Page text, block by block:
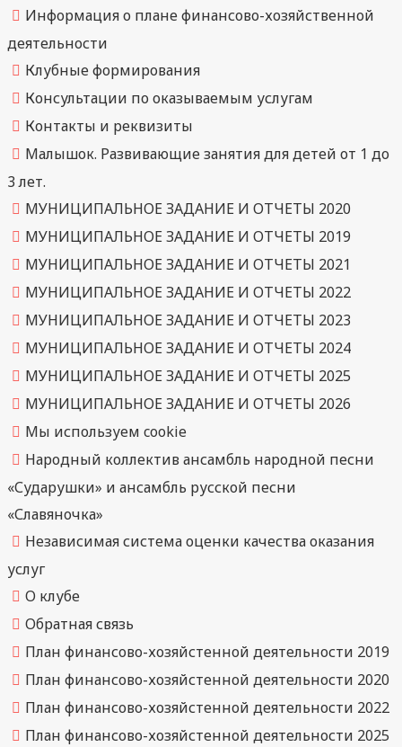
Информация о плане финансово-хозяйственной
деятельности
Клубные формирования
Консультации по оказываемым услугам
Контакты и реквизиты
Малышок. Развивающие занятия для детей от 1 до
3 лет.
МУНИЦИПАЛЬНОЕ ЗАДАНИЕ И ОТЧЕТЫ 2020
МУНИЦИПАЛЬНОЕ ЗАДАНИЕ И ОТЧЕТЫ 2019
МУНИЦИПАЛЬНОЕ ЗАДАНИЕ И ОТЧЕТЫ 2021
МУНИЦИПАЛЬНОЕ ЗАДАНИЕ И ОТЧЕТЫ 2022
МУНИЦИПАЛЬНОЕ ЗАДАНИЕ И ОТЧЕТЫ 2023
МУНИЦИПАЛЬНОЕ ЗАДАНИЕ И ОТЧЕТЫ 2024
МУНИЦИПАЛЬНОЕ ЗАДАНИЕ И ОТЧЕТЫ 2025
МУНИЦИПАЛЬНОЕ ЗАДАНИЕ И ОТЧЕТЫ 2026
Мы используем cookie
Народный коллектив ансамбль народной песни
«Сударушки» и ансамбль русской песни
«Славяночка»
Независимая система оценки качества оказания
услуг
О клубе
Обратная связь
План финансово-хозяйстенной деятельности 2019
План финансово-хозяйстенной деятельности 2020
План финансово-хозяйстенной деятельности 2022
План финансово-хозяйстенной деятельности 2025